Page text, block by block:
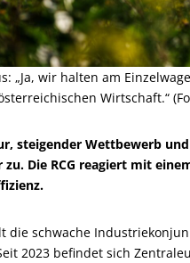
„Ja, wir halten am
Wirtschaft.“
steigender Wettbewerb
Die RCG reagiert mit
die schwache
2023 befindet sich